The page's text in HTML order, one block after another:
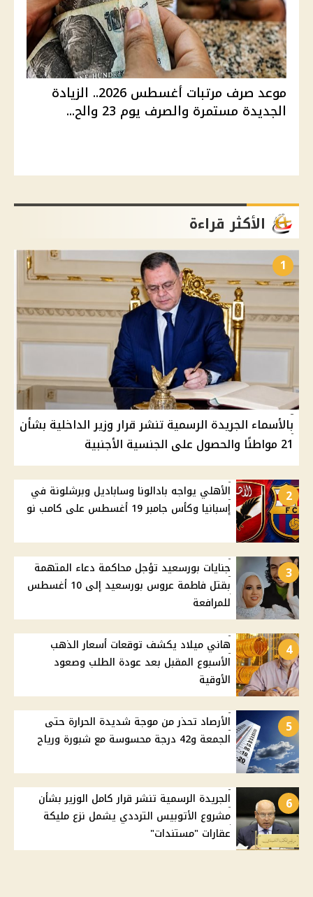
موعد صرف مرتبات أغسطس 2026.. الزيادة
الجديدة مستمرة والصرف يوم 23 والح...
الأكثر قراءة
1
بالأسماء الجريدة الرسمية تنشر قرار وزير الداخلية بشأن
21 مواطنًا والحصول على الجنسية الأجنبية
2
الأهلي يواجه بادالونا وساباديل وبرشلونة في
إسبانيا وكأس جامبر 19 أغسطس على كامب نو
3
جنايات بورسعيد تؤجل محاكمة دعاء المتهمة
بقتل فاطمة عروس بورسعيد إلى 10 أغسطس
للمرافعة
4
هاني ميلاد يكشف توقعات أسعار الذهب
الأسبوع المقبل بعد عودة الطلب وصعود
الأوقية
5
الأرصاد تحذر من موجة شديدة الحرارة حتى
الجمعة و42 درجة محسوسة مع شبورة ورياح
6
الجريدة الرسمية تنشر قرار كامل الوزير بشأن
مشروع الأتوبيس الترددي يشمل نزع مليكة
عقارات "مستندات"